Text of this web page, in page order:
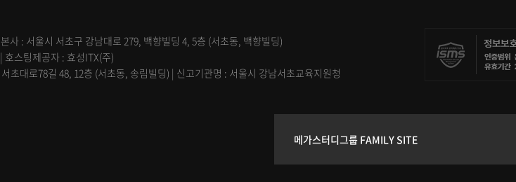
사 : 서울시 서초구 강남대로 279, 백향빌딩 4, 5층 (서초동, 백향빌딩)
스팅제공자 : 효성ITX(주)
초대로78길 48, 12층 (서초동, 송림빌딩) | 신고기관명 : 서울시 강남서초교육지원청
메가스터디그룹 FAMILY SITE